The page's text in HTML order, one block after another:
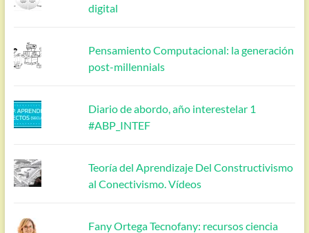
digital
Pensamiento Computacional: la generación
post-millennials
Diario de abordo, año interestelar 1
#ABP_INTEF
Teoría del Aprendizaje Del Constructivismo
al Conectivismo. Vídeos
Fany Ortega Tecnofany: recursos ciencia